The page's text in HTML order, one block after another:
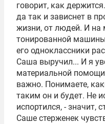
говорит, как
да так и зависнет в
жизни, от людей. И на
тонированной
его одноклассники
Саша выручил... И я
материальной
важно. Понимаете,
таким он и будет. Не
испортился, - значит,
Саше стерженек